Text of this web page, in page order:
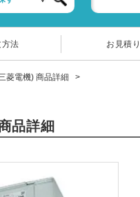
方法 お見積り
菱電機) 商品詳細
品詳細